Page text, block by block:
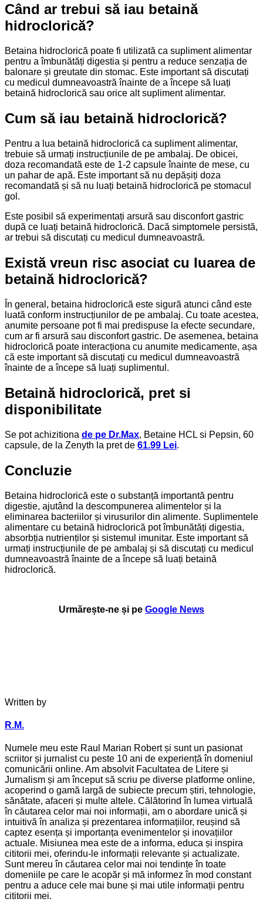
Când ar trebui să iau betaină
hidroclorică?
Betaina hidroclorică poate fi utilizată ca supliment alimentar
pentru a îmbunătăți digestia și pentru a reduce senzația de
balonare și greutate din stomac. Este important să discutați
cu medicul dumneavoastră înainte de a începe să luați
betaină hidroclorică sau orice alt supliment alimentar.
Cum să iau betaină hidroclorică?
Pentru a lua betaină hidroclorică ca supliment alimentar,
trebuie să urmați instrucțiunile de pe ambalaj. De obicei,
doza recomandată este de 1-2 capsule înainte de mese, cu
un pahar de apă. Este important să nu depășiți doza
recomandată și să nu luați betaină hidroclorică pe stomacul
gol.
Este posibil să experimentați arsură sau disconfort gastric
după ce luați betaină hidroclorică. Dacă simptomele persistă,
ar trebui să discutați cu medicul dumneavoastră.
Există vreun risc asociat cu luarea de
betaină hidroclorică?
În general, betaina hidroclorică este sigură atunci când este
luată conform instrucțiunilor de pe ambalaj. Cu toate acestea,
anumite persoane pot fi mai predispuse la efecte secundare,
cum ar fi arsură sau disconfort gastric. De asemenea, betaina
hidroclorică poate interacționa cu anumite medicamente, așa
că este important să discutați cu medicul dumneavoastră
înainte de a începe să luați suplimentul.
Betaină hidroclorică, pret si
disponibilitate
Se pot achizitiona de pe Dr.Max, Betaine HCL si Pepsin, 60
capsule, de la Zenyth la pret de 61.99 Lei.
Concluzie
Betaina hidroclorică este o substanță importantă pentru
digestie, ajutând la descompunerea alimentelor și la
eliminarea bacteriilor și virusurilor din alimente. Suplimentele
alimentare cu betaină hidroclorică pot îmbunătăți digestia,
absorbția nutrienților și sistemul imunitar. Este important să
urmați instrucțiunile de pe ambalaj și să discutați cu medicul
dumneavoastră înainte de a începe să luați betaină
hidroclorică.
Urmărește-ne și pe Google News
Written by
R.M.
Numele meu este Raul Marian Robert și sunt un pasionat
scriitor și jurnalist cu peste 10 ani de experiență în domeniul
comunicării online. Am absolvit Facultatea de Litere și
Jurnalism și am început să scriu pe diverse platforme online,
acoperind o gamă largă de subiecte precum știri, tehnologie,
sănătate, afaceri și multe altele. Călătorind în lumea virtuală
în căutarea celor mai noi informații, am o abordare unică și
intuitivă în analiza și prezentarea informațiilor, reușind să
captez esența și importanța evenimentelor și inovațiilor
actuale. Misiunea mea este de a informa, educa și inspira
cititorii mei, oferindu-le informații relevante și actualizate.
Sunt mereu în căutarea celor mai noi tendințe în toate
domeniile pe care le acopăr și mă informez în mod constant
pentru a aduce cele mai bune și mai utile informații pentru
cititorii mei.